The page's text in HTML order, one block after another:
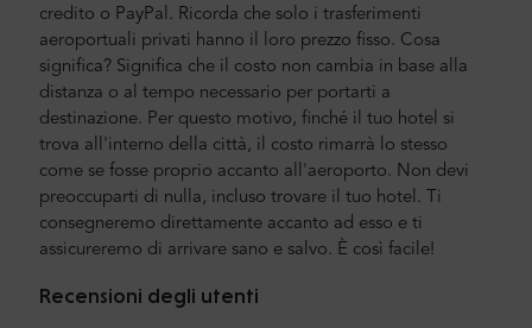
credito o PayPal. Ricorda che solo i trasferimenti
aeroportuali privati hanno il loro prezzo fisso. Cosa
significa? Significa che il costo non cambia in base alla
distanza o al tempo necessario per portarti a
destinazione. Per questo motivo, finché il tuo hotel si
trova all'interno della città, il costo rimarrà lo stesso
come se fosse proprio accanto all'aeroporto. Non devi
preoccuparti di nulla, incluso trovare il tuo hotel. Ti
consegneremo direttamente accanto ad esso e ti
assicureremo di arrivare sano e salvo. È così facile!
Recensioni degli utenti